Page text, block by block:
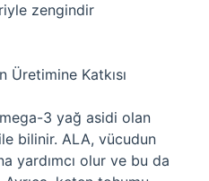
zengindir
Üretimine Katkısı
3 yağ asidi olan
bilinir. ALA, vücudun
yardımcı olur ve bu da